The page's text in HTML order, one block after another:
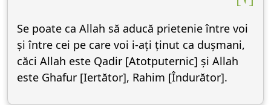
Se poate ca Allah să aducă prietenie între voi
și între cei pe care voi i-ați ținut ca dușmani,
căci Allah este Qadir [Atotputernic] și Allah
este Ghafur [Iertător], Rahim [Îndurător].